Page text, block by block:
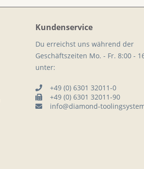
Kundenservice
Du erreichst uns während der
Geschäftszeiten Mo. - Fr. 8:00 -
unter:
+49 (0) 6301 32011-0
+49 (0) 6301 32011-90
info@diamond-